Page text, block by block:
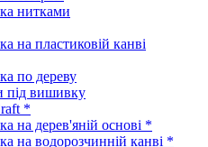
нитками
на пластиковій канві
по дереву
під вишивку
*
на дерев'яній основі *
на водорозчинній канві *